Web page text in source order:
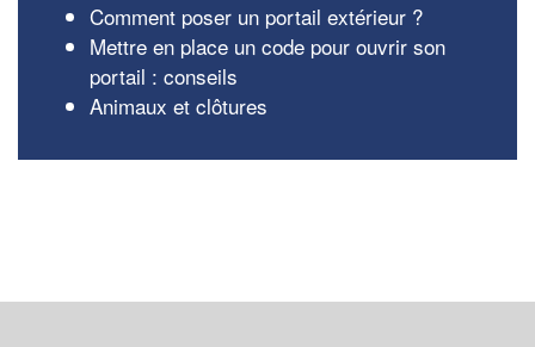
Comment poser un portail extérieur ?
Mettre en place un code pour ouvrir son
portail : conseils
Animaux et clôtures